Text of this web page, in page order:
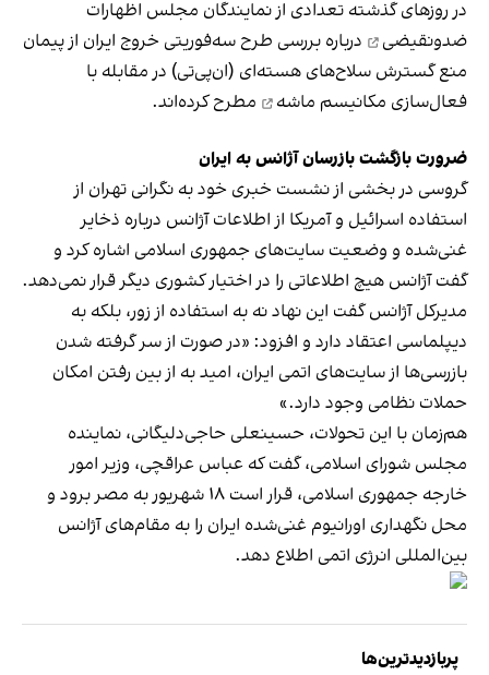
در روزهای گذشته تعدادی از نمایندگان مجلس اظهارات
ضدونقیضی
درباره بررسی طرح سه‌فوریتی خروج ایران از پیمان
منع گسترش سلاح‌های هسته‌ای (ان‌پی‌تی) در مقابله با
فعال‌سازی مکانیسم ماشه
مطرح کرده‌اند.
ضرورت بازگشت بازرسان آژانس به ایران
گروسی در بخشی از نشست خبری خود به نگرانی تهران از
استفاده اسرائیل و آمریکا از اطلاعات آژانس درباره ذخایر
غنی‌شده و وضعیت سایت‌های جمهوری اسلامی اشاره کرد و
گفت آژانس هیچ اطلاعاتی را در اختیار کشوری دیگر قرار نمی‌دهد.
مدیرکل آژانس گفت این نهاد نه به استفاده از زور، بلکه به
دیپلماسی اعتقاد دارد و افزود: «در صورت از سر گرفته شدن
بازرسی‌ها از سایت‌های اتمی ایران، امید به از بین رفتن امکان
حملات نظامی وجود دارد.»
هم‌زمان با این تحولات، حسینعلی حاجی‌دلیگانی، نماینده
مجلس شورای اسلامی، گفت که عباس عراقچی، وزیر امور
خارجه جمهوری اسلامی، قرار است ۱۸ شهریور به مصر برود و
محل نگهداری اورانیوم غنی‌شده ایران را به مقام‌های آژانس
بین‌المللی انرژی اتمی اطلاع دهد.
پربازدیدترین‌ها